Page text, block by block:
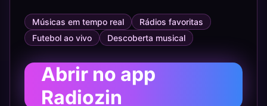
Músicas em tempo real
Rádios favoritas
Futebol ao vivo
Descoberta musical
Abrir no app
Radiozin